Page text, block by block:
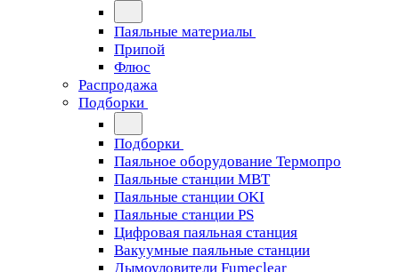
Паяльные материалы
Припой
Флюс
Распродажа
Подборки
Подборки
Паяльное оборудование Термопро
Паяльные станции MBT
Паяльные станции OKI
Паяльные станции PS
Цифровая паяльная станция
Вакуумные паяльные станции
Дымоуловители Fumeclear